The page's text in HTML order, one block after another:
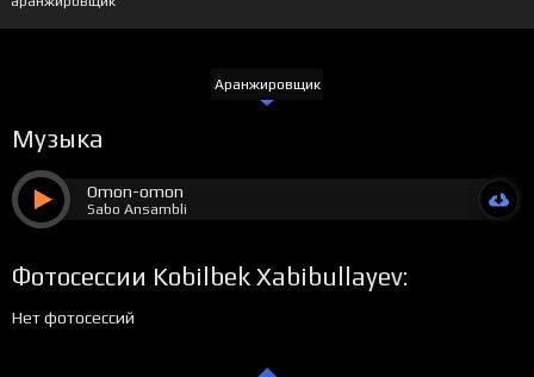
Аранжировщик
Музыка
Omon-omon
Sabo Ansambli
Фотосессии Kobilbek Xabibullayev:
Нет фотосессий